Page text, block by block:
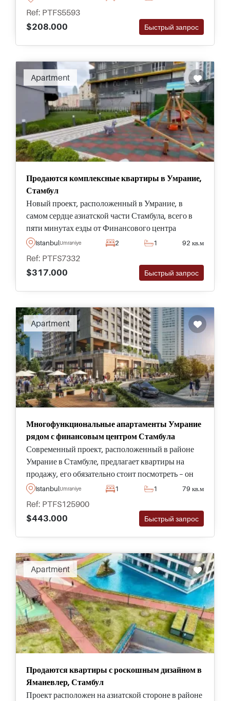
Ref: PTFS5593
$208.000
Быстрый запрос
Apartment
Продаются комплексные квартиры в Умрание,
Стамбул
Новый проект, расположенный в Умрание, в
самом сердце азиатской части Стамбула, всего в
пяти минутах езды от Финансового центра
Стамбула, предлагает на продажу квартиры с
IstanbulUmraniye 2 1 92 кв.м
Ref: PTFS7332
$317.000
Быстрый запрос
Apartment
Многофункциональные апартаменты Умрание
рядом с финансовым центром Стамбула
Современный проект, расположенный в районе
Умрание в Стамбуле, предлагает квартиры на
продажу, его обязательно стоит посмотреть – он
находится всего в нескольких минутах от нового
Документы на право собственности готовы и
подходят для получения турецкого гражданства.
IstanbulUmraniye 1 1 79 кв.м
Ref: PTFS125900
$443.000
Быстрый запрос
Apartment
Продаются квартиры с роскошным дизайном в
Яманевлер, Стамбул
Проект расположен на азиатской стороне в районе